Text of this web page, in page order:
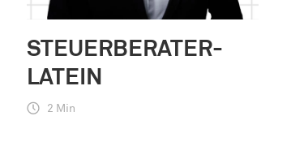
STEUERBERATER-
LATEIN
2 Min